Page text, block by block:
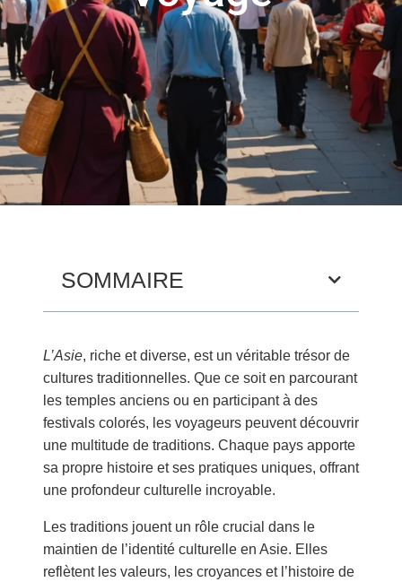
SOMMAIRE
L’Asie, riche et diverse, est un véritable trésor de
cultures traditionnelles. Que ce soit en parcourant
les temples anciens ou en participant à des
festivals colorés, les voyageurs peuvent découvrir
une multitude de traditions. Chaque pays apporte
sa propre histoire et ses pratiques uniques, offrant
une profondeur culturelle incroyable.
Les traditions jouent un rôle crucial dans le
maintien de l’identité culturelle en Asie. Elles
reflètent les valeurs, les croyances et l’histoire de